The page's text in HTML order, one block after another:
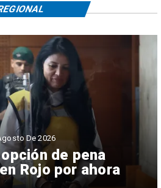
de pena
Rojo por ahora
De 2026